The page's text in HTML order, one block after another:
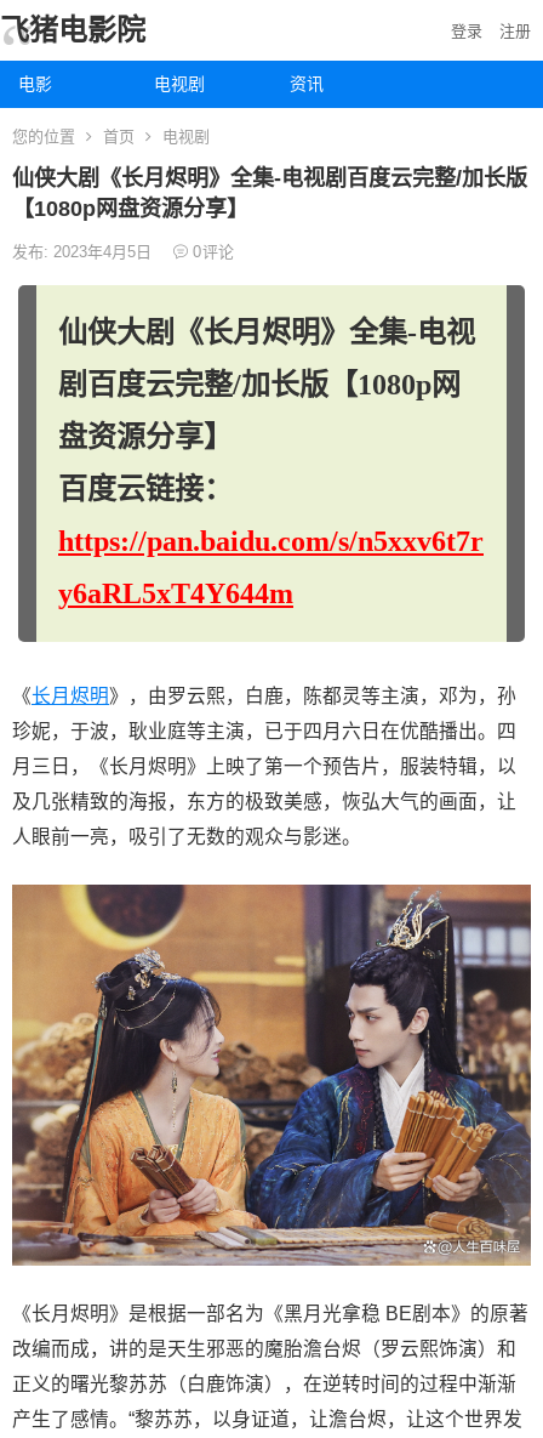
飞猪电影院
电影 电视剧 资讯
登录 注册
您的位置 首页 电视剧
仙侠大剧《长月烬明》全集-电视剧百度云完整/加长版
【1080p网盘资源分享】
发布: 2023年4月5日 0评论
仙侠大剧《长月烬明》全集-电视
剧百度云完整/加长版【1080p网
盘资源分享】
百度云链接：
https://pan.baidu.com/s/n5xxv6t7r
y6aRL5xT4Y644m
《长月烬明》，由罗云熙，白鹿，陈都灵等主演，邓为，孙
珍妮，于波，耿业庭等主演，已于四月六日在优酷播出。四
月三日，《长月烬明》上映了第一个预告片，服装特辑，以
及几张精致的海报，东方的极致美感，恢弘大气的画面，让
人眼前一亮，吸引了无数的观众与影迷。
《长月烬明》是根据一部名为《黑月光拿稳 BE剧本》的原著
改编而成，讲的是天生邪恶的魔胎澹台烬（罗云熙饰演）和
正义的曙光黎苏苏（白鹿饰演），在逆转时间的过程中渐渐
产生了感情。“黎苏苏，以身证道，让澹台烬，让这个世界发